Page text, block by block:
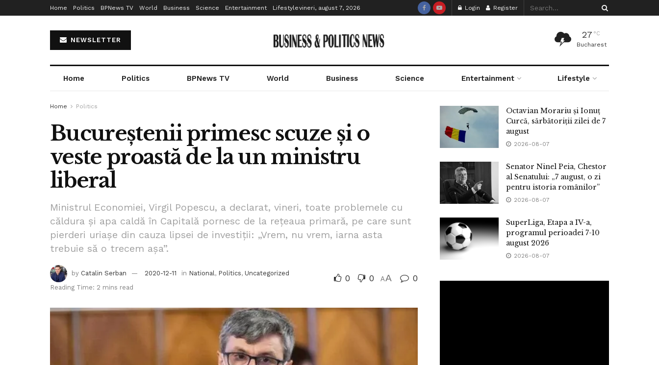
Home Politics BPNews TV World Business Science Entertainment Lifestylevineri, august 7, 2026 Login Register
NEWSLETTER
27 °C
Bucharest
Home Politics BPNews TV World Business Science Entertainment Lifestyle
Home Politics
Bucureștenii primesc scuze și o
veste proastă de la un ministru
liberal
Ministrul Economiei, Virgil Popescu, a declarat, vineri, toate problemele cu
căldura și apa caldă în Capitală pornesc de la rețeaua primară, pe care sunt
pierderi uriașe din cauza lipsei de investiții: „Vrem, nu vrem, iarna asta
trebuie să o trecem așa”.
by Catalin Serban 2020-12-11 in National , Politics, Uncategorized
Reading Time: 2 mins read
0 0 AA 0
Octavian Morariu și Ionuț
Curcă, sărbătoriții zilei de 7
august
2026-08-07
Senator Ninel Peia, Chestor
al Senatului: „7 august, o zi
pentru istoria românilor”
2026-08-07
SuperLiga, Etapa a IV-a,
programul perioadei 7-10
august 2026
2026-08-07